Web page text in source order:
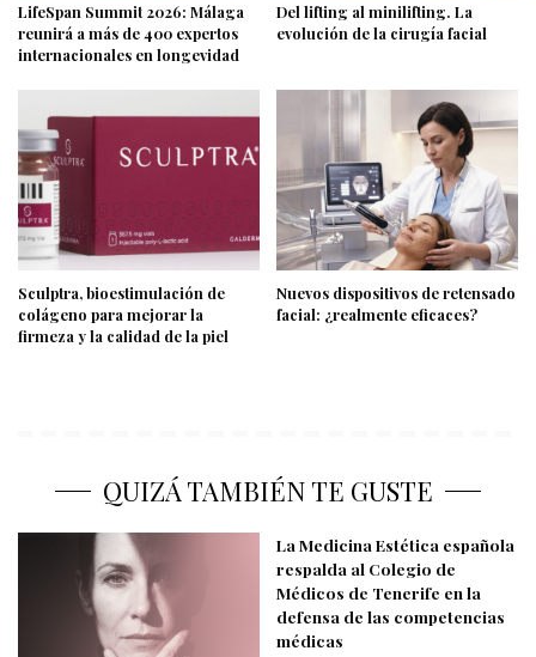
LifeSpan Summit 2026: Málaga
reunirá a más de 400 expertos
internacionales en longevidad
Del lifting al minilifting. La
evolución de la cirugía facial
Sculptra, bioestimulación de
colágeno para mejorar la
firmeza y la calidad de la piel
Nuevos dispositivos de retensado
facial: ¿realmente eficaces?
QUIZÁ TAMBIÉN TE GUSTE
La Medicina Estética española
respalda al Colegio de
Médicos de Tenerife en la
defensa de las competencias
médicas